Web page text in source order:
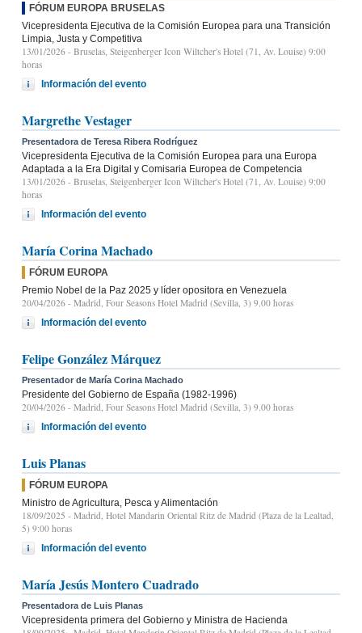
FÓRUM EUROPA BRUSELAS
Vicepresidenta Ejecutiva de la Comisión Europea para una Transición
Limpia, Justa y Competitiva
13/01/2026 - Bruselas, Steigenberger Icon Wiltcher's Hotel (71, Av. Louise) 9:00
horas
Información del evento
Margrethe Vestager
Presentadora de Teresa Ribera Rodríguez
Vicepresidenta Ejecutiva de la Comisión Europea para una Europa
Adaptada a la Era Digital y Comisaria Europea de Competencia
13/01/2026 - Bruselas, Steigenberger Icon Wiltcher's Hotel (71, Av. Louise) 9:00
horas
Información del evento
María Corina Machado
FÓRUM EUROPA
Premio Nobel de la Paz 2025 y líder opositora en Venezuela
20/04/2026 - Madrid, Four Seasons Hotel Madrid (Sevilla, 3) 9.00 horas
Información del evento
Felipe González Márquez
Presentador de María Corina Machado
Presidente del Gobierno de España (1982-1996)
20/04/2026 - Madrid, Four Seasons Hotel Madrid (Sevilla, 3) 9.00 horas
Información del evento
Luis Planas
FÓRUM EUROPA
Ministro de Agricultura, Pesca y Alimentación
18/09/2025 - Madrid, Hotel Mandarin Oriental Ritz de Madrid (Plaza de la Lealtad,
5) 9:00 horas
Información del evento
María Jesús Montero Cuadrado
Presentadora de Luis Planas
Vicepresidenta primera del Gobierno y Ministra de Hacienda